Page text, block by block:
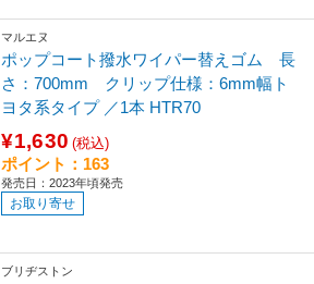
マルエヌ
ポップコート撥水ワイパー替えゴム 長
さ：700mm クリップ仕様：6mm幅ト
ヨタ系タイプ ／1本 HTR70
¥1,630 (税込)
ポイント：163
発売日：2023年頃発売
お取り寄せ
ブリヂストン